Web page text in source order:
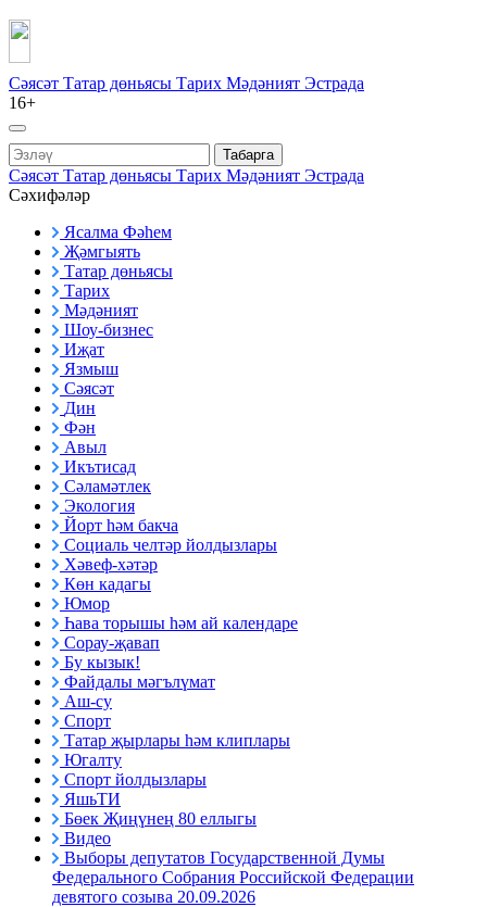
Сәясәт Татар дөньясы Тарих Мәдәният Эстрада
16+
Табарга
Сәясәт Татар дөньясы Тарих Мәдәният Эстрада
Сәхифәләр
Ясалма Фәһем
Җәмгыять
Татар дөньясы
Тарих
Мәдәният
Шоу-бизнес
Иҗат
Язмыш
Сәясәт
Дин
Фән
Авыл
Икътисад
Сәламәтлек
Экология
Йорт һәм бакча
Социаль челтәр йолдызлары
Хәвеф-хәтәр
Көн кадагы
Юмор
Һава торышы һәм ай календаре
Сорау-җавап
Бу кызык!
Файдалы мәгълүмат
Аш-су
Спорт
Татар җырлары һәм клиплары
Югалту
Спорт йолдызлары
ЯшьТИ
Бөек Җиңүнең 80 еллыгы
Видео
Выборы депутатов Государственной Думы
Федерального Собрания Российской Федерации
девятого созыва 20.09.2026